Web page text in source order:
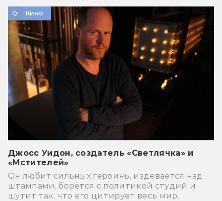
Кино
Джосс Уидон, создатель «Светлячка» и
«Мстителей»
Он любит сильных героинь, издевается над
штампами, борется с политикой студий и
шутит так, что его цитирует весь мир.